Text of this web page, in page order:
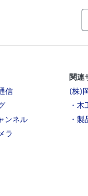
信
ンネル
ラ
関連
(株)
・木
・